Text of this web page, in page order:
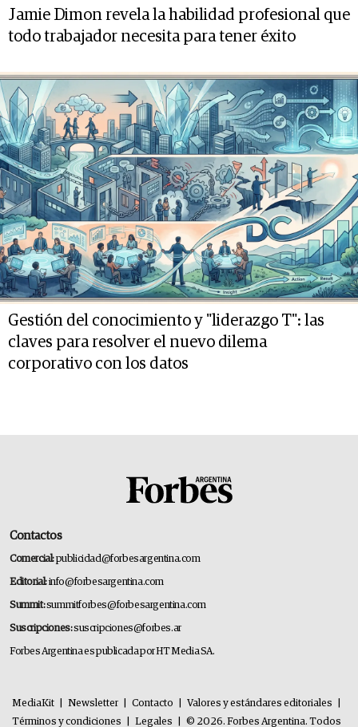
Jamie Dimon revela la habilidad profesional que
todo trabajador necesita para tener éxito
Gestión del conocimiento y "liderazgo T": las
claves para resolver el nuevo dilema
corporativo con los datos
Contactos
Comercial:publicidad@forbesargentina.com
Editorial:info@forbesargentina.com
Summit:summitforbes@forbesargentina.com
Suscripciones:suscripciones@forbes.ar
Forbes Argentina es publicada por HT Media SA.
MediaKit Newsletter Contacto Valores y estándares editoriales
Términos y condiciones
Legales © 2026. Forbes Argentina. Todos